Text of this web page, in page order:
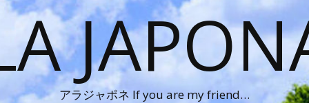
アラジャポネ If you are my friend…